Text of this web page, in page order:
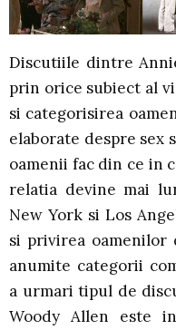
Discutiile dintre
prin orice subiect al
si categorisirea
elaborate despre sex
oamenii fac din ce in
relatia devine mai
New York si Los
si privirea
anumite categorii
a urmari tipul de
Woody Allen este